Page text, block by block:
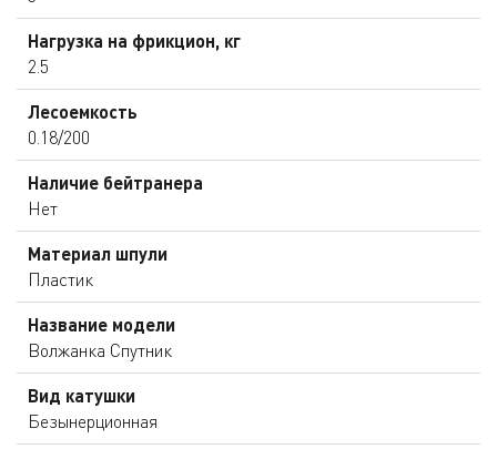
Нагрузка на фрикцион, кг
2.5
Лесоемкость
0.18/200
Наличие бейтранера
Нет
Материал шпули
Пластик
Название модели
Волжанка Спутник
Вид катушки
Безынерционная